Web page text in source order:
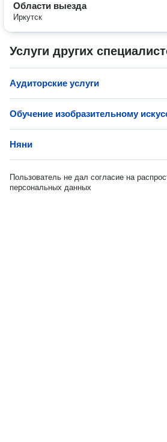
Области выезда
Иркутск
Услуги других
Аудиторские услуги
Обучение изобразительному
Няни
Пользователь не дал согласие на
персональных данных